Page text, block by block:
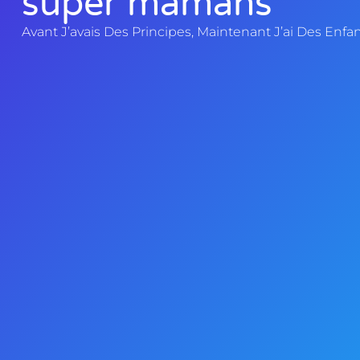
Avant J’avais Des Principes, Maintenant J’ai Des